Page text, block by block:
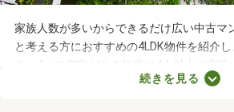
家族人数が多いからできるだけ広い中古マ
と考える方におすすめの4LDK物件を紹介
え、4つの個室がある物件は4人以上の家族
が多くても、お部屋の数が多ければ生活空
続きを見る